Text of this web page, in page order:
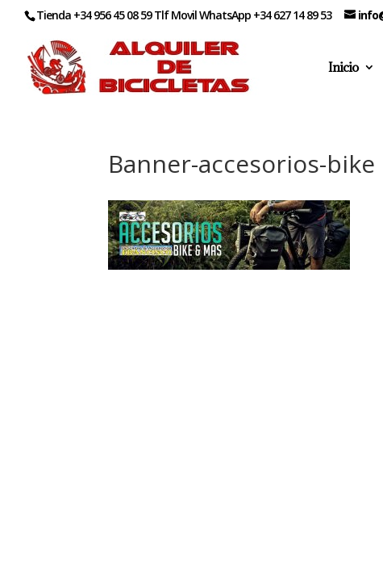
Tienda +34 956 45 08 59 Tlf Movil WhatsApp +34 627 14 89 53
Inicio
Banner-accesorios-bike